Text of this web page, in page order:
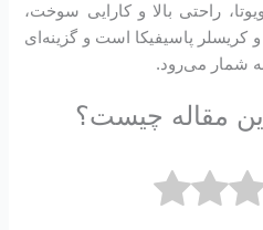
راحتی بالا و کارایی سوخت،
کریسلر پاسیفیکا است و گزینه‌ای
شمار می‌رود.
مقاله چیست؟